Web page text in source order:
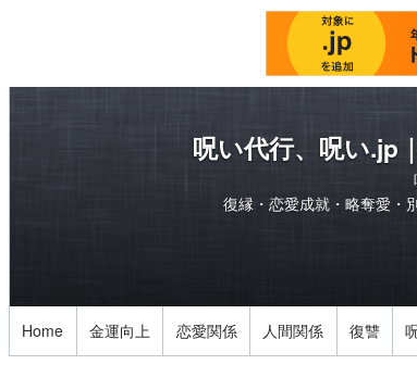
呪い代行、呪い.jp
復縁・恋愛成就・略奪愛
Home 金運向上 恋愛関係 人間関係 復讐